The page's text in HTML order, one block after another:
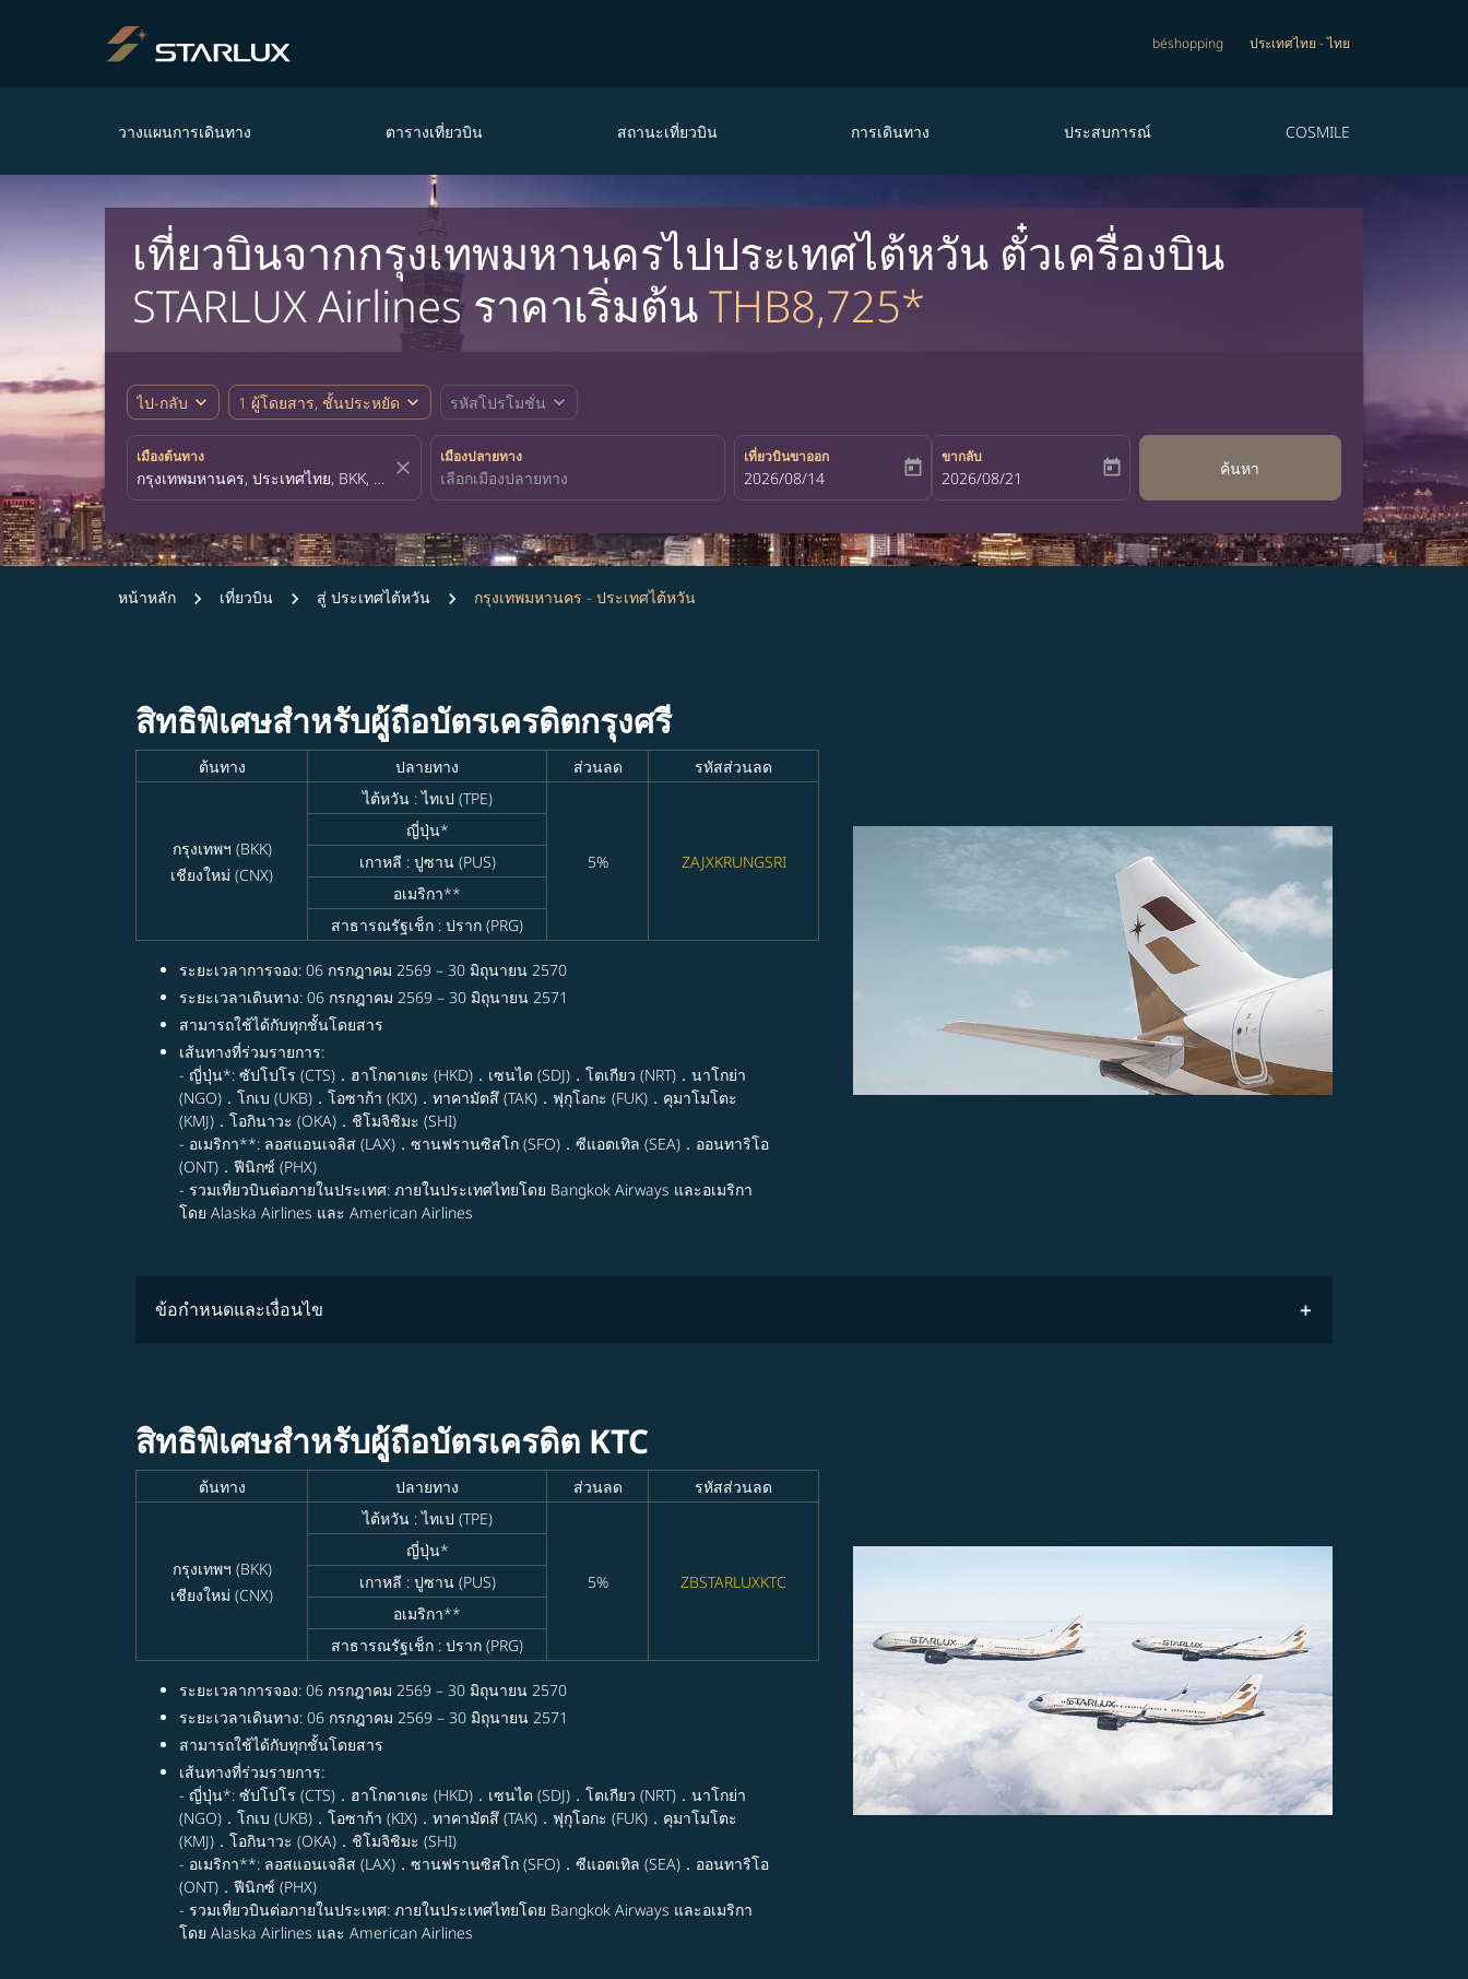
béshopping ประเทศไทย -ไทย
วางแผนการเดินทาง ตารางเที่ยวบิน สถานะเที่ยวบิน การเดินทาง ประสบการณ์ COSMILE
เที่ยวบินจากกรุงเทพมหานครไปประเทศไต้หวัน ตั๋วเครื่องบิน
STARLUX Airlines ราคาเริ่มต้นTHB8,725*
ไป-กลับ expand_more 1 ผู้โดยสาร, ชั้นประหยัด expand_more รหัสโปรโมชั่น expand_more
เมืองต้นทาง
close
เมืองปลายทาง เที่ยวบินขาออก
fc-booking-departure-date-aria-label
2026/08/14 today
ขากลับ
fc-booking-return-date-aria-label
2026/08/21 today ค้นหา
หน้าหลัก เที่ยวบิน สู่ ประเทศไต้หวัน กรุงเทพมหานคร - ประเทศไต้หวัน
สิทธิพิเศษสำหรับผู้ถือบัตรเครดิตกรุงศรี
ต้นทาง ปลายทาง ส่วนลด รหัสส่วนลด
กรุงเทพฯ (BKK)
เชียงใหม่ (CNX)
ไต้หวัน : ไทเป (TPE)
5% ZAJXKRUNGSRI
ญี่ปุ่น*
เกาหลี : ปูซาน (PUS)
อเมริกา**
สาธารณรัฐเช็ก : ปราก (PRG)
ระยะเวลาการจอง: 06 กรกฎาคม 2569 – 30 มิถุนายน 2570
ระยะเวลาเดินทาง: 06 กรกฎาคม 2569 – 30 มิถุนายน 2571
สามารถใช้ได้กับทุกชั้นโดยสาร
เส้นทางที่ร่วมรายการ:
- ญี่ปุ่น*: ซัปโปโร (CTS)．ฮาโกดาเตะ (HKD)．เซนได (SDJ)．โตเกียว (NRT)．นาโกย่า
(NGO)．โกเบ (UKB)．โอซาก้า (KIX)．ทาคามัตสึ (TAK)．ฟุกุโอกะ (FUK)．คุมาโมโตะ
(KMJ)．โอกินาวะ (OKA)．ชิโมจิชิมะ (SHI)
- อเมริกา**: ลอสแอนเจลิส (LAX)．ซานฟรานซิสโก (SFO)．ซีแอตเทิล (SEA)．ออนทาริโอ
(ONT)．ฟีนิกซ์ (PHX)
- รวมเที่ยวบินต่อภายในประเทศ: ภายในประเทศไทยโดย Bangkok Airways และอเมริกา
โดย Alaska Airlines และ American Airlines
ข้อกำหนดและเงื่อนไข
สิทธิพิเศษสำหรับผู้ถือบัตรเครดิต KTC
ต้นทาง ปลายทาง ส่วนลด รหัสส่วนลด
กรุงเทพฯ (BKK)
เชียงใหม่ (CNX)
ไต้หวัน : ไทเป (TPE)
5% ZBSTARLUXKTC
ญี่ปุ่น*
เกาหลี : ปูซาน (PUS)
อเมริกา**
สาธารณรัฐเช็ก : ปราก (PRG)
ระยะเวลาการจอง: 06 กรกฎาคม 2569 – 30 มิถุนายน 2570
ระยะเวลาเดินทาง: 06 กรกฎาคม 2569 – 30 มิถุนายน 2571
สามารถใช้ได้กับทุกชั้นโดยสาร
เส้นทางที่ร่วมรายการ:
- ญี่ปุ่น*: ซัปโปโร (CTS)．ฮาโกดาเตะ (HKD)．เซนได (SDJ)．โตเกียว (NRT)．นาโกย่า
(NGO)．โกเบ (UKB)．โอซาก้า (KIX)．ทาคามัตสึ (TAK)．ฟุกุโอกะ (FUK)．คุมาโมโตะ
(KMJ)．โอกินาวะ (OKA)．ชิโมจิชิมะ (SHI)
- อเมริกา**: ลอสแอนเจลิส (LAX)．ซานฟรานซิสโก (SFO)．ซีแอตเทิล (SEA)．ออนทาริโอ
(ONT)．ฟีนิกซ์ (PHX)
- รวมเที่ยวบินต่อภายในประเทศ: ภายในประเทศไทยโดย Bangkok Airways และอเมริกา
โดย Alaska Airlines และ American Airlines